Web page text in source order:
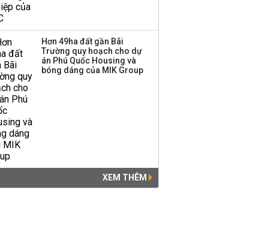
Hơn 49ha đất gần Bãi
Trường quy hoạch cho dự
án Phú Quốc Housing và
bóng dáng của MIK Group
XEM THÊM